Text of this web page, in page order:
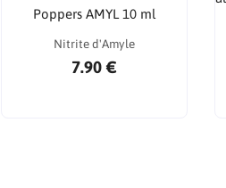
Poppers AMYL 10 ml
Nitrite d'Amyle
7.90 €